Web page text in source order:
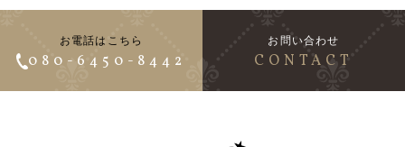
お電話はこちら
080-6450-8442
お問い合わせ
CONTACT